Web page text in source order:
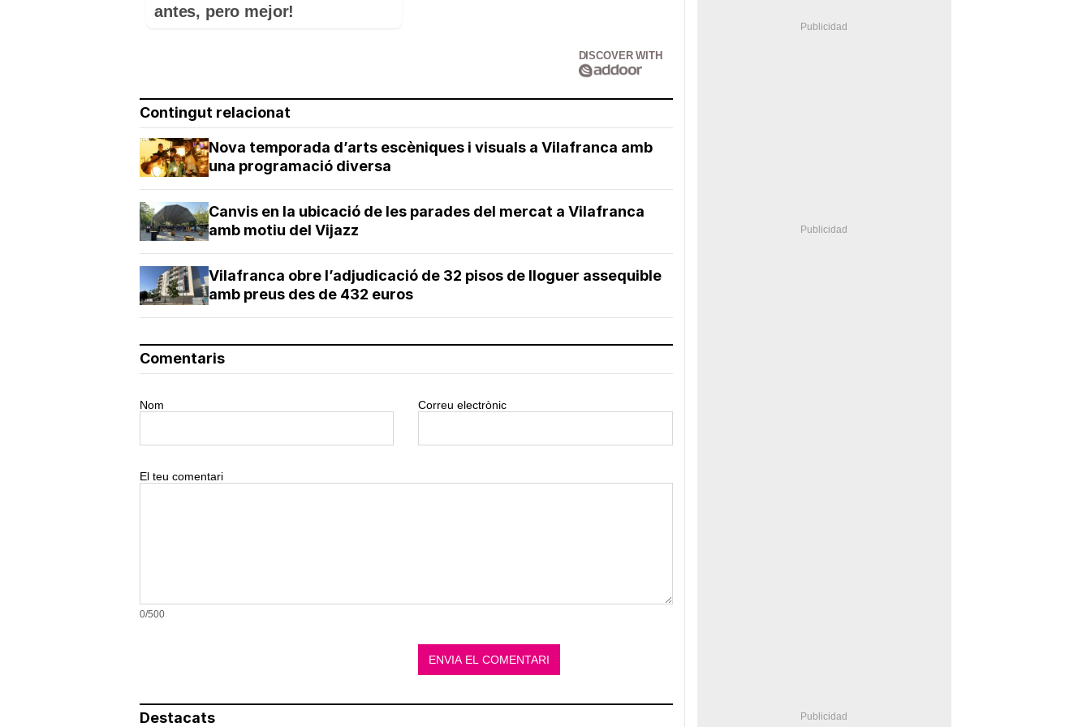
antes, pero mejor!
DISCOVER WITH
Contingut relacionat
Nova temporada d’arts escèniques i visuals a Vilafranca amb
una programació diversa
Canvis en la ubicació de les parades del mercat a Vilafranca
amb motiu del Vijazz
Vilafranca obre l’adjudicació de 32 pisos de lloguer assequible
amb preus des de 432 euros
Comentaris
Nom Correu electrònic
El teu comentari
0/500
Destacats